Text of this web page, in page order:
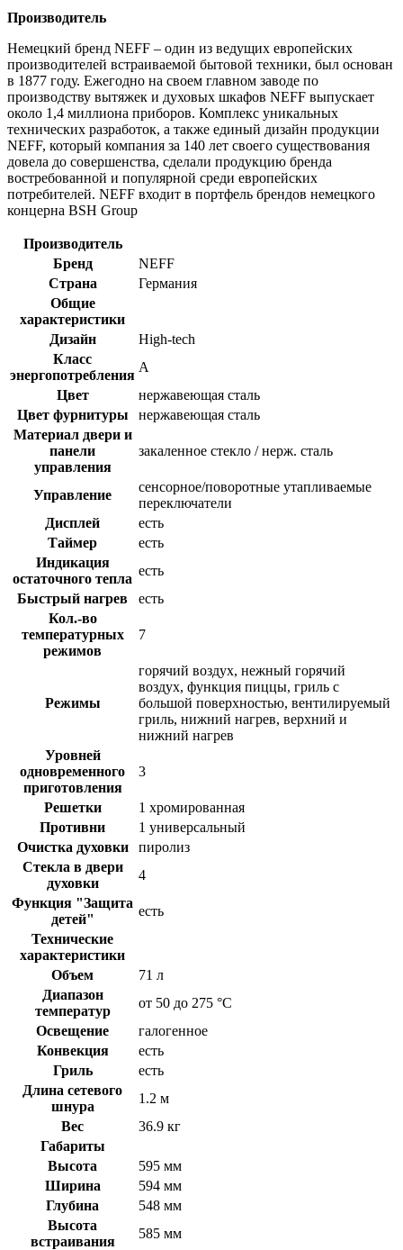
Производитель
Немецкий бренд NEFF – один из ведущих европейских
производителей встраиваемой бытовой техники, был основан
в 1877 году. Ежегодно на своем главном заводе по
производству вытяжек и духовых шкафов NEFF выпускает
около 1,4 миллиона приборов. Комплекс уникальных
технических разработок, а также единый дизайн продукции
NEFF, который компания за 140 лет своего существования
довела до совершенства, сделали продукцию бренда
востребованной и популярной среди европейских
потребителей. NEFF входит в портфель брендов немецкого
концерна BSH Group
Производитель
Бренд
NEFF
Страна
Германия
Общие
характеристики
Дизайн
High-tech
Класс
энергопотребления
A
Цвет
нержавеющая сталь
Цвет фурнитуры
нержавеющая сталь
Материал двери и
панели
управления
закаленное стекло / нерж. сталь
Управление
сенсорное/поворотные утапливаемые
переключатели
Дисплей
есть
Таймер
есть
Индикация
остаточного тепла
есть
Быстрый нагрев
есть
Кол.-во
температурных
режимов
7
Режимы
горячий воздух, нежный горячий
воздух, функция пиццы, гриль с
большой поверхностью, вентилируемый
гриль, нижний нагрев, верхний и
нижний нагрев
Уровней
одновременного
приготовления
3
Решетки
1 хромированная
Противни
1 универсальный
Очистка духовки
пиролиз
Стекла в двери
духовки
4
Функция "Защита
детей"
есть
Технические
характеристики
Объем
71 л
Диапазон
температур
от 50 до 275 °C
Освещение
галогенное
Конвекция
есть
Гриль
есть
Длина сетевого
шнура
1.2 м
Вес
36.9 кг
Габариты
Высота
595 мм
Ширина
594 мм
Глубина
548 мм
Высота
встраивания
585 мм